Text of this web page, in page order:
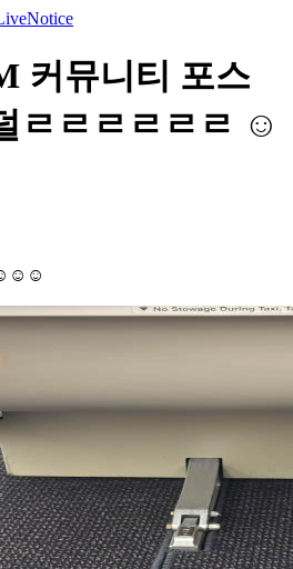
Notice
커뮤니티 포스
ㄹㄹㄹㄹㄹㄹ ☺️
☺️☺️☺️